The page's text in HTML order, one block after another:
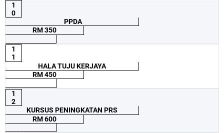
1
0
PPDA
RM 350
1
1
HALA TUJU KERJAYA
RM 450
1
2
KURSUS PENINGKATAN PRS
RM 600